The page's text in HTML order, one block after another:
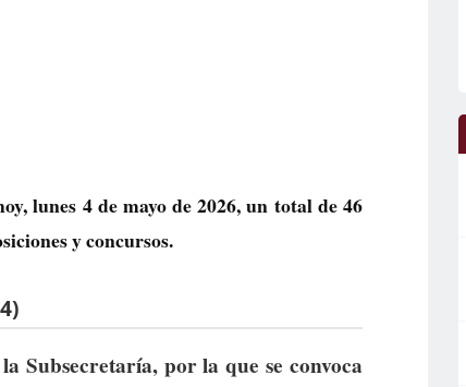
lunes 4 de mayo de 2026, un total de46
y concursos.
Subsecretaría, por la que se convoca